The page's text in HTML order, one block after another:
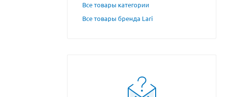
Все товары категории
Все товары бренда Lari